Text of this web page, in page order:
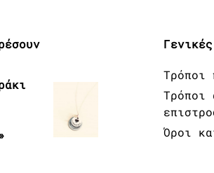
Τρόποι
Τρόποι
Όροι